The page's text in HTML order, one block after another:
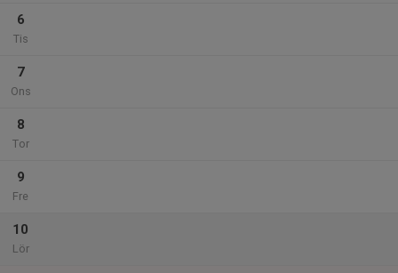
6
Tis
7
Ons
8
Tor
9
Fre
10
Lör